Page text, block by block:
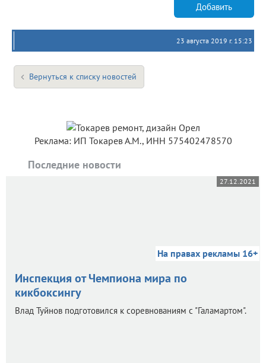
Добавить
23 августа 2019 г. 15:23
Вернуться к списку новостей
Реклама: ИП Токарев А.М., ИНН 575402478570
Последние новости
27.12.2021
На правах рекламы 16+
Инспекция от Чемпиона мира по
кикбоксингу
Влад Туйнов подготовился к соревнованиям с "Галамартом".